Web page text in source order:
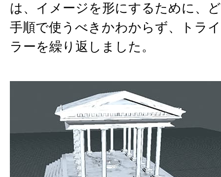
は、イメージを形にするために、
手順で使うべきかわからず、トラ
ラーを繰り返しました。